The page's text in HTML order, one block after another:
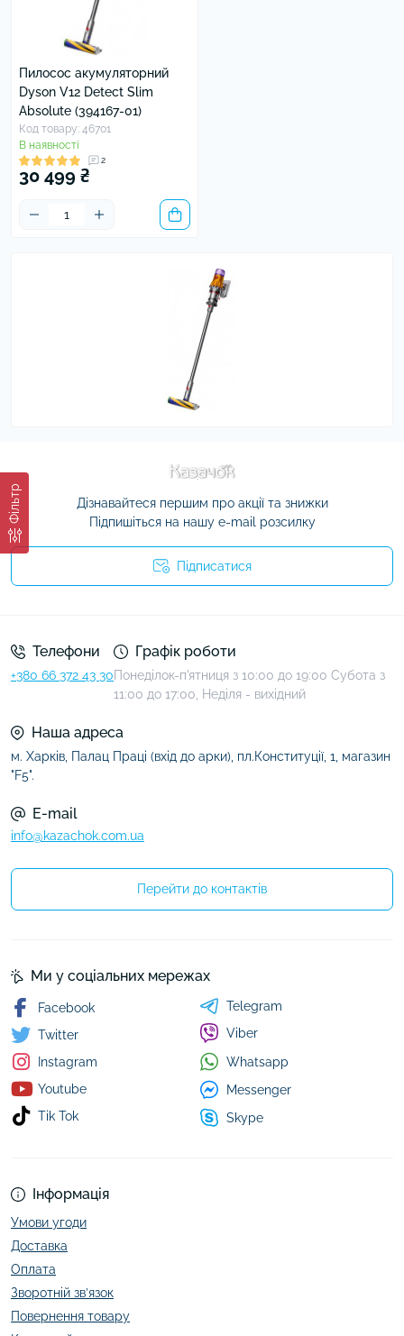
Фільтр
Пилосос акумуляторний
Dyson V12 Detect Slim
Absolute (394167-01)
Код товару: 46701
В наявності
2
30 499 ₴
Дізнавайтеся першим про акції та знижки
Підпишіться на нашу e-mail розсилку
Підписатися
Телефони
+380 66 372 43 30
Графік роботи
Понеділок-п'ятниця з 10:00 до 19:00 Субота з
11:00 до 17:00, Неділя - вихідний
Наша адреса
м. Харків, Палац Праці (вхід до арки), пл.Конституції, 1, магазин
"F5".
E-mail
info@kazachok.com.ua
Перейти до контактів
Інформація
Умови угоди
Доставка
Оплата
Зворотній зв’язок
Повернення товару
Ми у соціальних мережах
Facebook
Twitter
Instagram
Youtube
Tik Tok
Telegram
Viber
Whatsapp
Messenger
Skype